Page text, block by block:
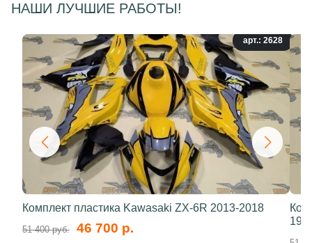
НАШИ ЛУЧШИЕ РАБОТЫ!
арт.: 2628
Комплект пластика Kawasaki ZX-6R 2013-2018
51 400 руб. 46 700 р.